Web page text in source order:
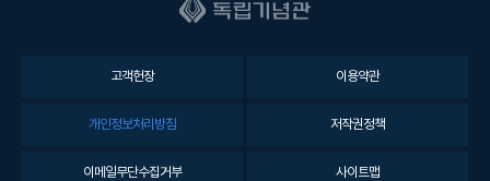
고객헌장 이용약관
개인정보처리방침 저작권정책
이메일무단수집거부 사이트맵